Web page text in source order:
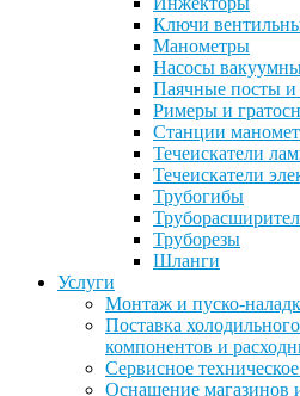
Ключи
Манометры
Насосы
Паячные посты и
Римеры и
Станции
Течеискатели
Течеискатели
Трубогибы
Труборезы
Шланги
Услуги
Монтаж и пуско-
Поставка
компонентов и
Сервисное
Оснащение магазинов